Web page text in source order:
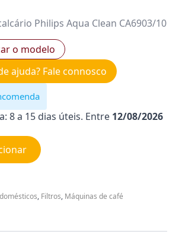
Philips Aqua Clean CA6903/10
o modelo
ajuda? Fale connosco
8 a 15 dias úteis. Entre 12/08/2026
, Filtros, Máquinas de café